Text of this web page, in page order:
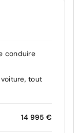
conduire
tout
14 995 €